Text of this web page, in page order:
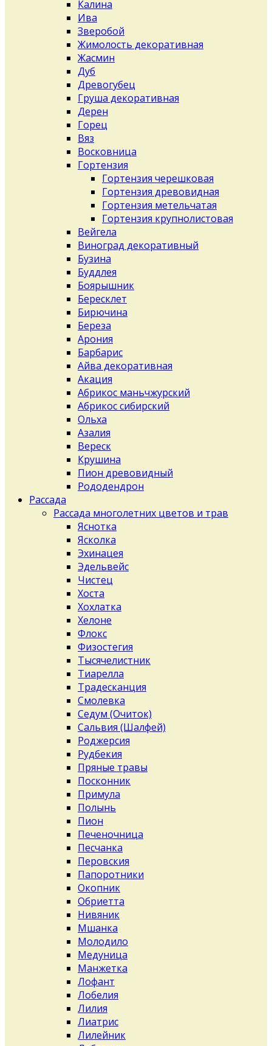
Калина
Ива
Зверобой
Жимолость декоративная
Жасмин
Дуб
Древогубец
Груша декоративная
Дерен
Горец
Вяз
Восковница
Гортензия
Гортензия черешковая
Гортензия древовидная
Гортензия метельчатая
Гортензия крупнолистовая
Вейгела
Виноград декоративный
Бузина
Буддлея
Боярышник
Бересклет
Бирючина
Береза
Арония
Барбарис
Айва декоративная
Акация
Абрикос маньчжурский
Абрикос сибирский
Ольха
Азалия
Вереск
Крушина
Пион древовидный
Рододендрон
Рассада
Рассада многолетних цветов и трав
Яснотка
Ясколка
Эхинацея
Эдельвейс
Чистец
Хоста
Хохлатка
Хелоне
Флокс
Физостегия
Тысячелистник
Тиарелла
Традесканция
Смолевка
Седум (Очиток)
Сальвия (Шалфей)
Роджерсия
Рудбекия
Пряные травы
Посконник
Примула
Полынь
Пион
Печеночница
Песчанка
Перовския
Папоротники
Окопник
Обриетта
Нивяник
Мшанка
Молодило
Медуница
Манжетка
Лофант
Лобелия
Лилия
Лиатрис
Лилейник